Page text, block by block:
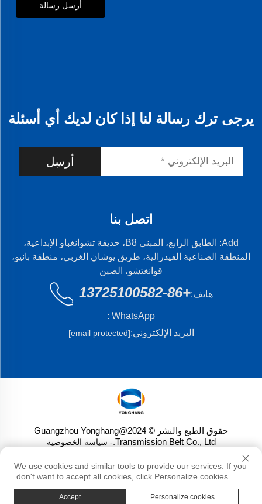
أرسل رسالة
يرجى ترك رسالة لنا إذا كان لديك أي أسئلة
أرسِل
اتصل بنا
Add: الطابق الرابع، المبنى B8، حديقة تشوانغباو الإبداعية،
المنطقة الصناعية الفيدرالية، طريق يوشان الغربي، منطقة بانيو،
قوانغتشو، الصين
هاتف:+86-13725100582
WhatsApp :
البريد الإلكتروني:[email protected]
حقوق الطبع والنشر © 2024@Guangzhou Yonghang
Transmission Belt Co., Ltd. - سياسة الخصوصية
We use cookies and similar tools to provide our services. If you
don't want to accept all cookies, click Personalize cookies.
Personalize cookies
Accept